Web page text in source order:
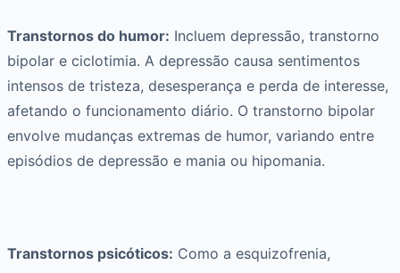
Transtornos do humor: Incluem depressão, transtorno
bipolar e ciclotimia. A depressão causa sentimentos
intensos de tristeza, desesperança e perda de interesse,
afetando o funcionamento diário. O transtorno bipolar
envolve mudanças extremas de humor, variando entre
episódios de depressão e mania ou hipomania.
Transtornos psicóticos: Como a esquizofrenia,